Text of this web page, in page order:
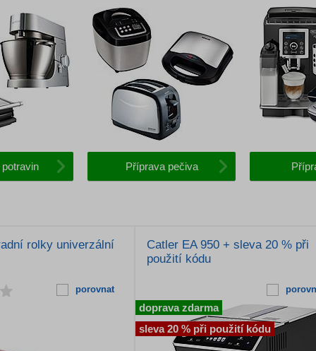
Příprava pečiva
rolky univerzální
porovnat
Catler EA 950 + sleva 20 % při
použití kódu
doprava zdarma
sleva 20 % při použití kódu